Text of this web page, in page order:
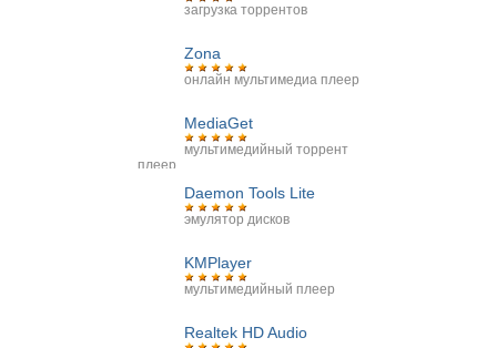
загрузка торрентов
Zona
онлайн мультимедиа плеер
MediaGet
мультимедийный торрент
плеер
Daemon Tools Lite
эмулятор дисков
KMPlayer
мультимедийный плеер
Realtek HD Audio